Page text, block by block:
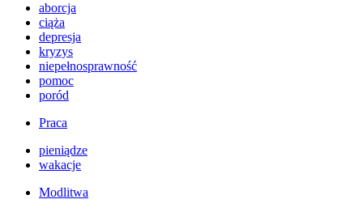
aborcja
ciąża
depresja
kryzys
niepełnosprawność
pomoc
poród
Praca
pieniądze
wakacje
Modlitwa